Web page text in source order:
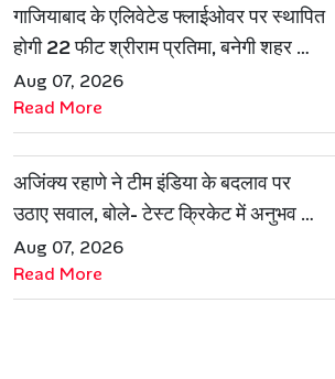
गाजियाबाद के एलिवेटेड फ्लाईओवर पर स्थापित
होगी 22 फीट श्रीराम प्रतिमा, बनेगी शहर की
नई पहचान
Aug 07, 2026
Read More
अजिंक्य रहाणे ने टीम इंडिया के बदलाव पर
उठाए सवाल, बोले- टेस्ट क्रिकेट में अनुभव की
जरूरत हमेशा रहेगी
Aug 07, 2026
Read More